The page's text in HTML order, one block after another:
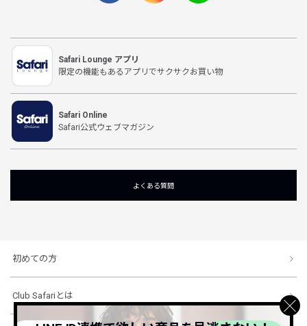
Safari Lounge アプリ
限定の機能もあるアプリでサクサクお買い物
Safari Online
Safari公式ウェブマガジン
よくある質問
初めての方
Club Safariとは